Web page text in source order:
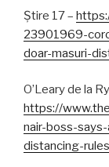
Știre 17 –
23901969-
doar-masuri-
O’Leary de la
https://
nair-boss-
distancing-rules